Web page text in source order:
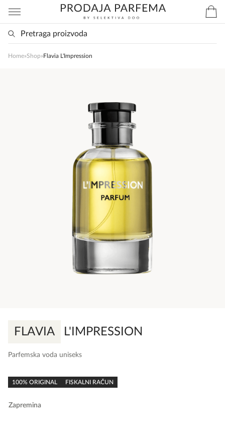
Home»Shop»Flavia L'Impression
FLAVIA L'IMPRESSION
Parfemska voda uniseks
rating
100% ORIGINAL FISKALNI RAČUN
Zapremina